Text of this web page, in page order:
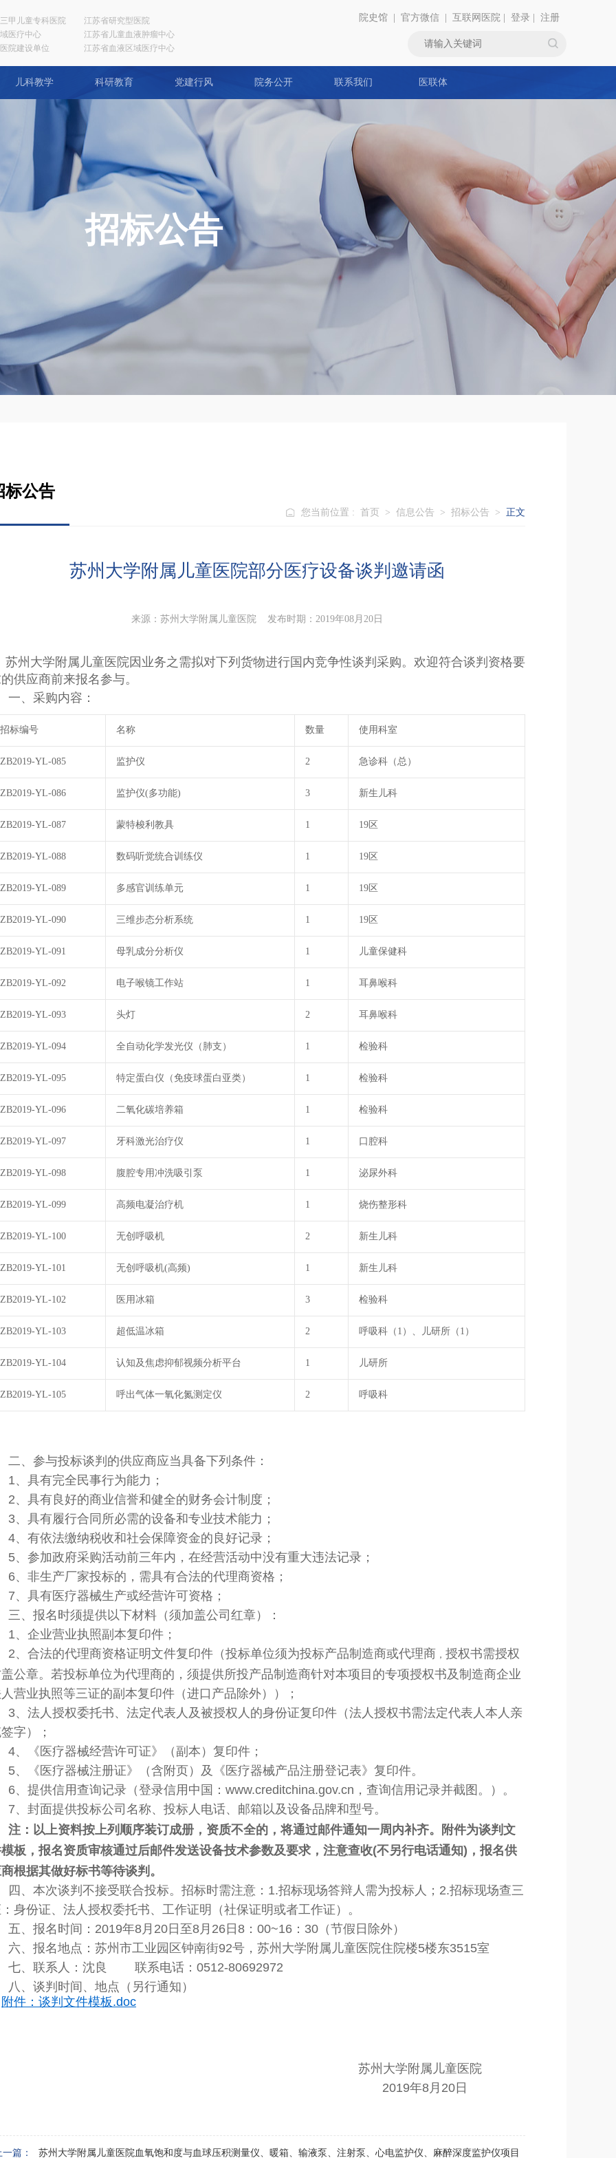
甲儿童专科医院
医疗中心
院建设单位
江苏省研究型医院
江苏省儿童血液肿瘤中心
江苏省血液区域医疗中心
院史馆 官方微信 互联网医院 登录 注册
儿科教学 科研教育 党建行风 院务公开 联系我们 医联体
招标公告
标公告
您当前位置 : 首页 > 信息公告 > 招标公告 > 正文
苏州大学附属儿童医院部分医疗设备谈判邀请函
来源：苏州大学附属儿童医院 发布时期：2019年08月20日
苏州大学附属儿童医院因业务之需拟对下列货物进行国内竞争性谈判采购。欢迎符合谈判资格要
供应商前来报名参与。
一、采购内容：
招标编号 名称 数量 使用科室
ZB2019-YL-085 监护仪 2 急诊科（总）
ZB2019-YL-086 监护仪(多功能) 3 新生儿科
ZB2019-YL-087 蒙特梭利教具 1 19区
ZB2019-YL-088 数码听觉统合训练仪 1 19区
ZB2019-YL-089 多感官训练单元 1 19区
ZB2019-YL-090 三维步态分析系统 1 19区
ZB2019-YL-091 母乳成分分析仪 1 儿童保健科
ZB2019-YL-092 电子喉镜工作站 1 耳鼻喉科
ZB2019-YL-093 头灯 2 耳鼻喉科
ZB2019-YL-094 全自动化学发光仪（肺支） 1 检验科
ZB2019-YL-095 特定蛋白仪（免疫球蛋白亚类） 1 检验科
ZB2019-YL-096 二氧化碳培养箱 1 检验科
ZB2019-YL-097 牙科激光治疗仪 1 口腔科
ZB2019-YL-098 腹腔专用冲洗吸引泵 1 泌尿外科
ZB2019-YL-099 高频电凝治疗机 1 烧伤整形科
ZB2019-YL-100 无创呼吸机 2 新生儿科
ZB2019-YL-101 无创呼吸机(高频) 1 新生儿科
ZB2019-YL-102 医用冰箱 3 检验科
ZB2019-YL-103 超低温冰箱 2 呼吸科（1）、儿研所（1）
ZB2019-YL-104 认知及焦虑抑郁视频分析平台 1 儿研所
ZB2019-YL-105 呼出气体一氧化氮测定仪 2 呼吸科
二、参与投标谈判的供应商应当具备下列条件：
1、具有完全民事行为能力；
2、具有良好的商业信誉和健全的财务会计制度；
3、具有履行合同所必需的设备和专业技术能力；
4、有依法缴纳税收和社会保障资金的良好记录；
5、参加政府采购活动前三年内，在经营活动中没有重大违法记录；
6、非生产厂家投标的，需具有合法的代理商资格；
7、具有医疗器械生产或经营许可资格；
三、报名时须提供以下材料（须加盖公司红章）：
1、企业营业执照副本复印件；
2、合法的代理商资格证明文件复印件（投标单位须为投标产品制造商或代理商 ， 授权书需授权
公章。若投标单位为代理商的，须提供所投产品制造商针对本项目的专项授权书及制造商企业
营业执照等三证的副本复印件（进口产品除外））；
3、法人授权委托书、法定代表人及被授权人的身份证复印件（法人授权书需法定代表人本人亲
字）；
4、《医疗器械经营许可证》（副本）复印件；
5、《医疗器械注册证》（含附页）及《医疗器械产品注册登记表》复印件。
6、提供信用查询记录（登录信用中国：www.creditchina.gov.cn，查询信用记录并截图。）。
7、封面提供投标公司名称、投标人电话、邮箱以及设备品牌和型号。
注： 以上资料按上列顺序装订成册， 资质不全的，将通过邮件通知一周内补齐。附件为谈判文
板，报名资质审核通过后邮件发送设备技术参数及要求 ，注意查收(不另行电话通知) ，报名供
根据其做好标书等待谈判。
四、本次谈判不接受联合投标。招标时需注意：1.招标现场答辩人需为投标人；2.招标现场查三
身份证、法人授权委托书、工作证明（社保证明或者工作证）。
五、报名时间：2019年8月20日至8月26日8：00~16：30（节假日除外）
六、报名地点：苏州市工业园区钟南街92号，苏州大学附属儿童医院住院楼5楼东3515室
七、联系人：沈良 联系电话：0512-80692972
八、谈判时间、地点（另行通知）
附件：谈判文件模板.doc
苏州大学附属儿童医院
2019年8月20日
一篇： 苏州大学附属儿童医院血氧饱和度与血球压积测量仪、暖箱、输液泵、注射泵、心电监护仪、麻醉深度监护仪项目